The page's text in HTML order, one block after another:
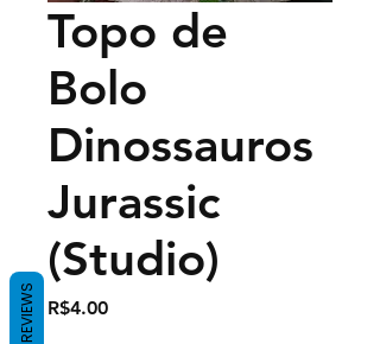
Topo de
Bolo
Dinossauros
Jurassic
(Studio)
R$4.00価
REVIEWS